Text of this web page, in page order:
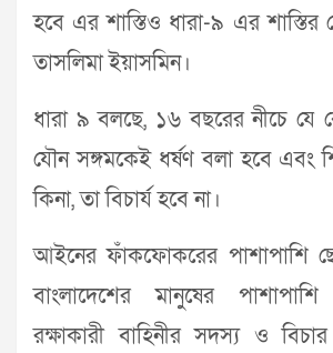
হবে এর শাস্তিও ধারা-৯ এর শাস্তির
তাসলিমা ইয়াসমিন।
ধারা ৯ বলছে, ১৬ বছরের নীচে যে
যৌন সঙ্গমকেই ধর্ষণ বলা হবে এবং
কিনা, তা বিচার্য হবে না।
আইনের ফাঁকফোকরের পাশাপাশি
বাংলাদেশের মানুষের
রক্ষাকারী বাহিনীর সদস্য ও